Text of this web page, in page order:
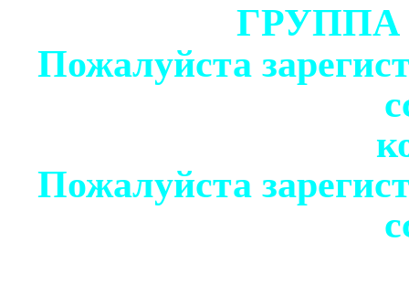
Пожалуйста
Пожалуйста